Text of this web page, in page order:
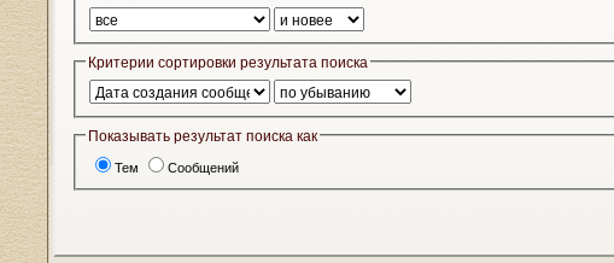
Критерии сортировки результата поиска
Показывать результат поиска как
Тем Сообщений